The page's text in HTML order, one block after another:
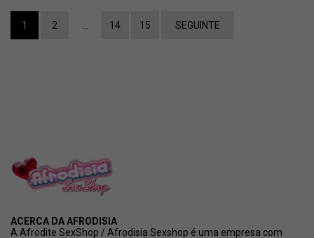
1 2 14 15 SEGUINTE
ACERCA DA AFRODISIA
A Afrodite SexShop / Afrodisia Sexshop é uma empresa com